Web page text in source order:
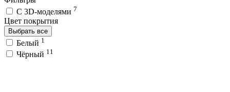
C 3D-моделями 7
Цвет покрытия
Выбрать все
Белый 1
Чёрный 11